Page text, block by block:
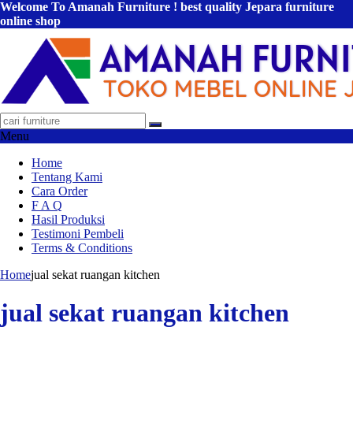
Welcome To Amanah Furniture ! best quality Jepara furniture
online shop
Menu
Home
Tentang Kami
Cara Order
F A Q
Hasil Produksi
Testimoni Pembeli
Terms & Conditions
Homejual sekat ruangan kitchen
jual sekat ruangan kitchen